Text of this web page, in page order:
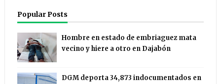
Popular Posts
Hombre en estado de embriaguez mata
vecino y hiere a otro en Dajabón
DGM deporta 34,873 indocumentados en